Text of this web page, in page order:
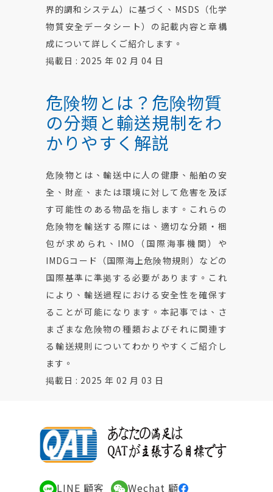
界的調和システム）に基づく、MSDS（化学
物質安全データシート）の記載内容と章構
成について詳しくご紹介します。
掲載日 : 2025 年 02 月 04 日
危険物とは？危険物質
の分類と輸送規制をわ
かりやすく解説
危険物とは、輸送中に人の健康、船舶の安
全、財産、または環境に対して危害を及ぼ
す可能性のある物品を指します。これらの
危険物を輸送する際には、適切な分類・梱
包が求められ、IMO（国際海事機関）や
IMDGコード（国際海上危険物規則）などの
国際基準に準拠する必要があります。これ
により、輸送過程における安全性を確保す
ることが可能になります。本記事では、さ
まざまな危険物の種類およびそれに関連す
る輸送規則についてわかりやすくご紹介し
ます。
掲載日 : 2025 年 02 月 03 日
LINE 顧客 Wechat 顧